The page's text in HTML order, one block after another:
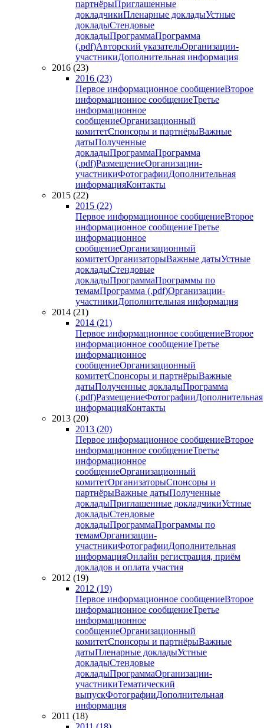
партнёрыПриглашенные
докладчикиПленарные докладыУстные
докладыСтендовые
докладыПрограммаПрограмма
(.pdf)Авторский указательОрганизации-
участникиДополнительная информация
2016 (23)
2016 (23)
Первое информационное сообщениеВторое
информационное сообщениеТретье
информационное
сообщениеОрганизационный
комитетСпонсоры и партнёрыВажные
датыПолученные
докладыПрограммаПрограмма
(.pdf)РазмещениеОрганизации-
участникиФотографииДополнительная
информацияКонтакты
2015 (22)
2015 (22)
Первое информационное сообщениеВторое
информационное сообщениеТретье
информационное
сообщениеОрганизационный
комитетОрганизаторыВажные датыУстные
докладыСтендовые
докладыПрограммаПрограммы по
темамПрограмма (.pdf)Организации-
участникиДополнительная информация
2014 (21)
2014 (21)
Первое информационное сообщениеВторое
информационное сообщениеТретье
информационное
сообщениеОрганизационный
комитетСпонсоры и партнёрыВажные
датыПолученные докладыПрограмма
(.pdf)РазмещениеФотографииДополнительная
информацияКонтакты
2013 (20)
2013 (20)
Первое информационное сообщениеВторое
информационное сообщениеТретье
информационное
сообщениеОрганизационный
комитетОрганизаторыСпонсоры и
партнёрыВажные датыПолученные
докладыПриглашенные докладчикиУстные
докладыСтендовые
докладыПрограммаПрограммы по
темамОрганизации-
участникиФотографииДополнительная
информацияОнлайн регистрация, приём
докладов и оплата участия
2012 (19)
2012 (19)
Первое информационное сообщениеВторое
информационное сообщениеТретье
информационное
сообщениеОрганизационный
комитетСпонсоры и партнёрыВажные
датыПленарные докладыУстные
докладыСтендовые
докладыПрограммаОрганизации-
участникиТематический
выпускФотографииДополнительная
информация
2011 (18)